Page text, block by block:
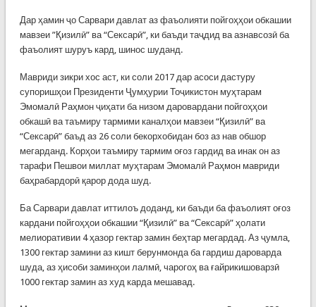
Дар ҳамин ҷо Сарвари давлат аз фаъолияти пойгоҳҳои обкашии
мавзеи ”Қизилӣ” ва “Сексарӣ”, ки баъди таҷдид ва азнавсозӣ ба
фаъолият шуруъ кард, шинос шуданд.
Мавриди зикри хос аст, ки соли 2017 дар асоси дастуру
супоришҳои Президенти Ҷумҳурии Тоҷикистон муҳтарам
Эмомалӣ Раҳмон ҷиҳати ба низом даровардани пойгоҳҳои
обкашӣ ва таъмиру тармими каналҳои мавзеи “Қизилӣ” ва
“Сексарӣ” баъд аз 26 соли бекорхобидан боз аз нав обшор
мегарданд. Корҳои таъмиру тармим оғоз гардид ва инак он аз
тарафи Пешвои миллат муҳтарам Эмомалӣ Раҳмон мавриди
баҳрабардорӣ қарор дода шуд.
Ба Сарвари давлат иттилоъ доданд, ки баъди ба фаъолият оғоз
кардани пойгоҳҳои обкашии “Қизилӣ” ва “Сексарӣ” ҳолати
мелиоративии 4 ҳазор гектар замин беҳтар мегардад. Аз ҷумла,
1300 гектар замини аз кишт берунмонда ба гардиш дароварда
шуда, аз ҳисоби заминҳои лалмӣ, чарогоҳ ва ғайрикишоварзӣ
1000 гектар замин аз худ карда мешавад.